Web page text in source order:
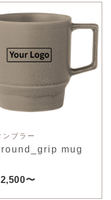
ンブラー
mug
〜